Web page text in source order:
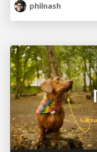
philnash